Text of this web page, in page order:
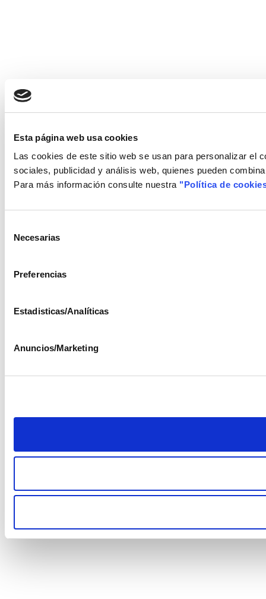
Esta página web usa cookies
Las cookies de este sitio web se usan para personalizar el
sociales, publicidad y análisis web, quienes pueden
Para más información consulte nuestra "Política de
Necesarias
Preferencias
Estadisticas/Analíticas
Anuncios/Marketing